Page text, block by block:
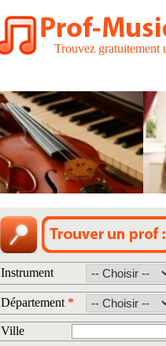
Trouvez gratuitement
Instrument
Département *
Ville